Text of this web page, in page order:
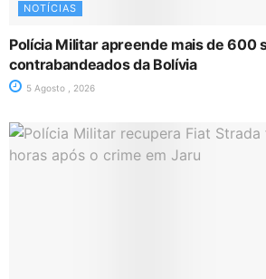
NOTÍCIAS
Polícia Militar apreende mais de 600
contrabandeados da Bolívia
5 Agosto , 2026